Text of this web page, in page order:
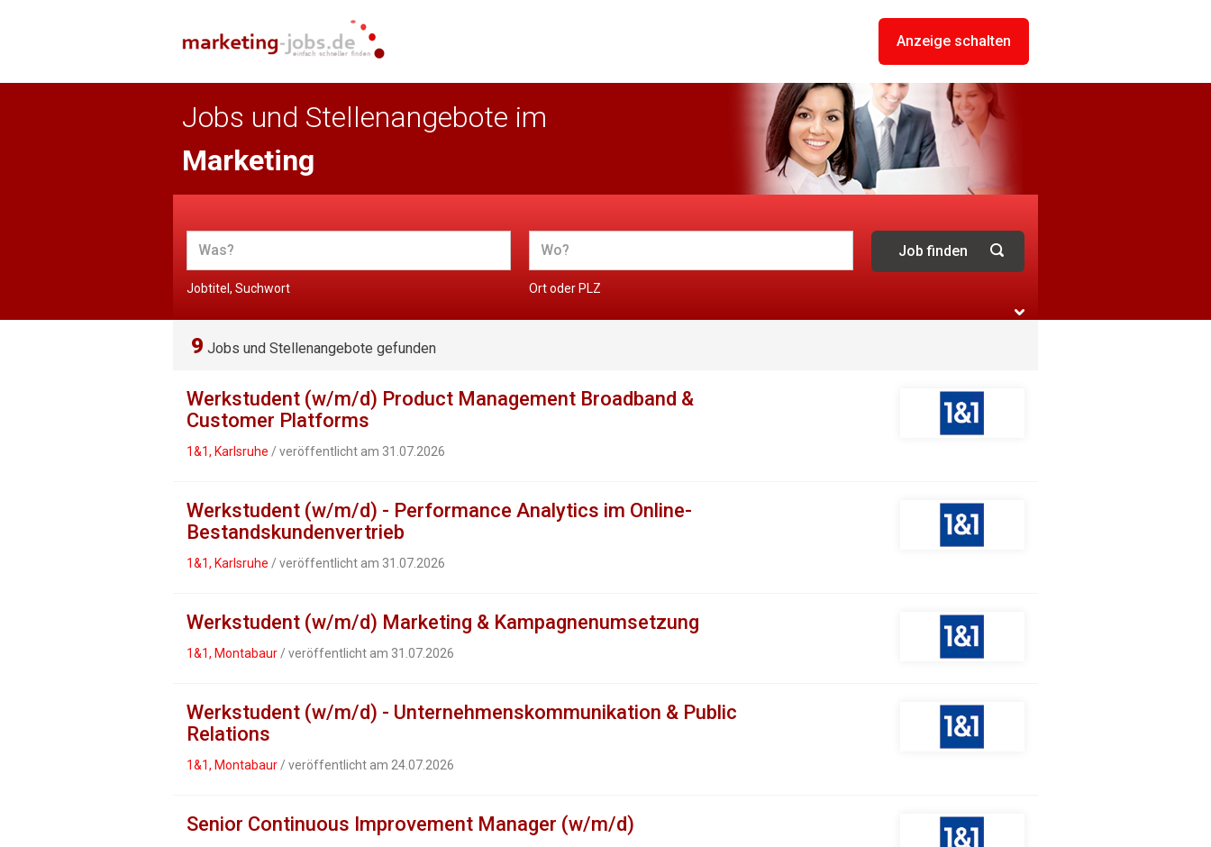
Anzeige schalten
Jobs und Stellenangebote im
Marketing
Jobtitel, Suchwort Ort oder PLZ
9 Jobs und Stellenangebote gefunden
Werkstudent (w/m/d) Product Management Broadband &
Customer Platforms
1&1, Karlsruhe / veröffentlicht am 31.07.2026
Werkstudent (w/m/d) - Performance Analytics im Online-
Bestandskundenvertrieb
1&1, Karlsruhe / veröffentlicht am 31.07.2026
Werkstudent (w/m/d) Marketing & Kampagnenumsetzung
1&1, Montabaur / veröffentlicht am 31.07.2026
Werkstudent (w/m/d) - Unternehmenskommunikation & Public
Relations
1&1, Montabaur / veröffentlicht am 24.07.2026
Senior Continuous Improvement Manager (w/m/d)